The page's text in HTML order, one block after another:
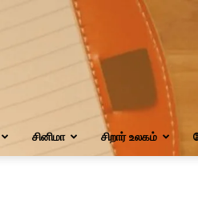
சினிமா சிறார் உலகம்